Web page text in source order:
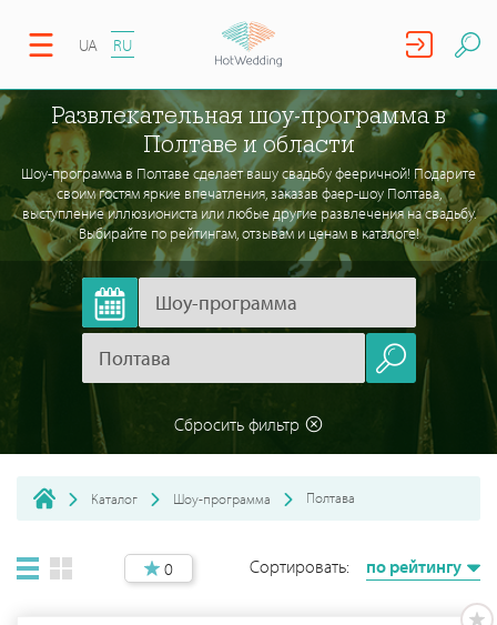
UA RU
Развлекательная шоу-программа в
Полтаве и области
Шоу-программа в Полтаве сделает вашу свадьбу фееричной! Подарите
своим гостям яркие впечатления, заказав фаер-шоу Полтава,
выступление иллюзиониста или любые другие развлечения на свадьбу.
Выбирайте по рейтингам, отзывам и ценам в каталоге!
Сбросить фильтр
Каталог Шоу-программа Полтава
0 Сортировать: по рейтингу